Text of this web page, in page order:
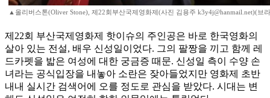
▲올리버스톤(Oliver Stone), 제22회부산국제영화제(사진 김용주 k3y4j@hanmail.net)(브
제22회 부산국제영화제 핫이슈의 주인공은 바로 한국영화의
살아 있는 전설, 배우 신성일이었다. 그의 팔짱을 끼고 함께 레
드카펫을 밟은 여성에 대한 궁금증 때문. 신성일 측이 수양 손
녀라는 공식입장을 내놓아 소란은 잦아들었지만 영화제 초반
내내 실시간 검색어에 오를 정도로 관심을 받았다. 시대는 변